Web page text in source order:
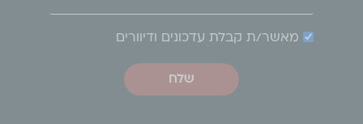
מאשר/ת קבלת עדכונים ודיוורים
שלח